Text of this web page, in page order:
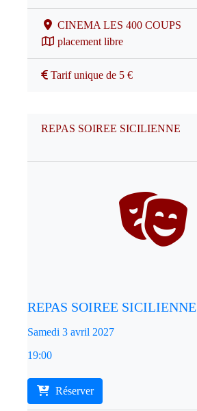
CINEMA LES 400 COUPS
placement libre
Tarif unique de 5 €
REPAS SOIREE SICILIENNE
REPAS SOIREE SICILIENNE
Samedi 3 avril 2027
19:00
Réserver